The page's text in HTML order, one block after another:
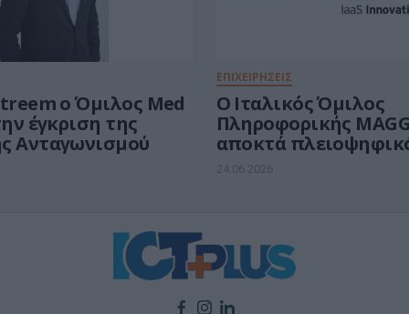
ο Όμιλος Med
έγκριση της
Ανταγωνισμού
ΕΠΙΧΕΙΡΗΣΕΙΣ
O Ιταλικός Όμιλος
Πληροφορικής
αποκτά
μετοχών της
24.06.2026